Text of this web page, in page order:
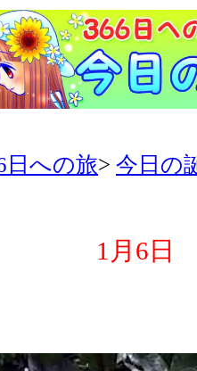
日への旅> 今日の
1月6日